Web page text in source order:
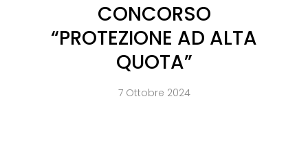
CONCORSO
“PROTEZIONE AD ALTA
QUOTA”
7 Ottobre 2024